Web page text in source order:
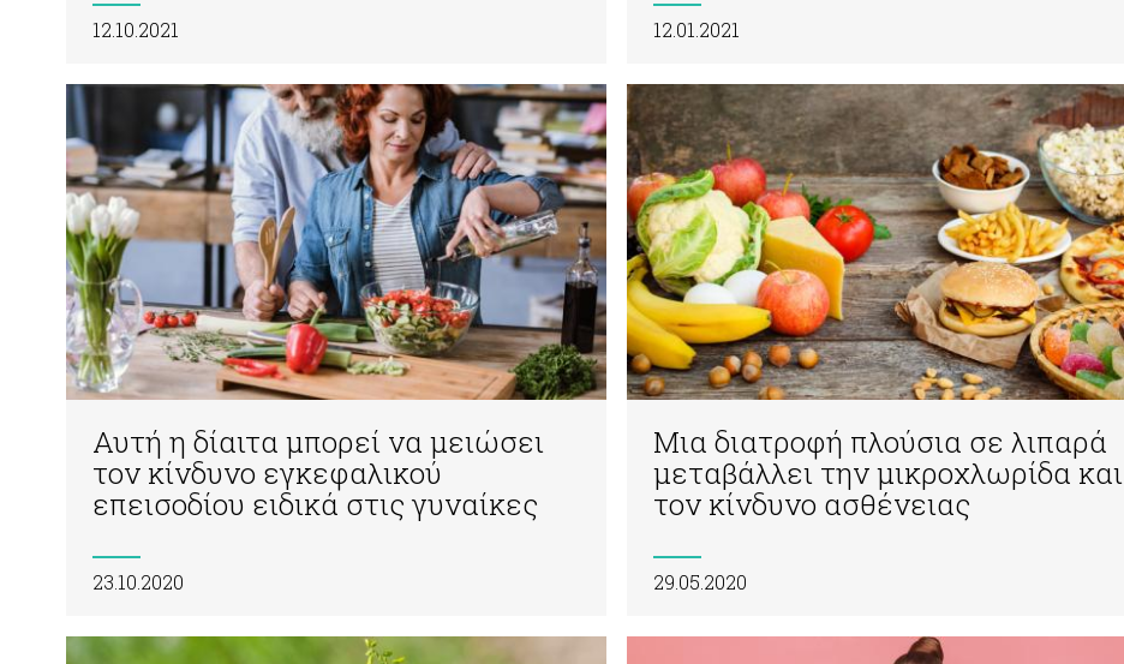
12.10.2021 12.01.2021
Αυτή η δίαιτα μπορεί να μειώσει
τον κίνδυνο εγκεφαλικού
επεισοδίου ειδικά στις γυναίκες
23.10.2020
Μια διατροφή πλούσια σε λιπαρά
μεταβάλλει την μικροχλωρίδα και
τον κίνδυνο ασθένειας
29.05.2020